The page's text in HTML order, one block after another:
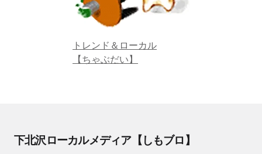
トレンド＆ローカル
【ちゃぶだい】
下北沢ローカルメディア【しもブロ】